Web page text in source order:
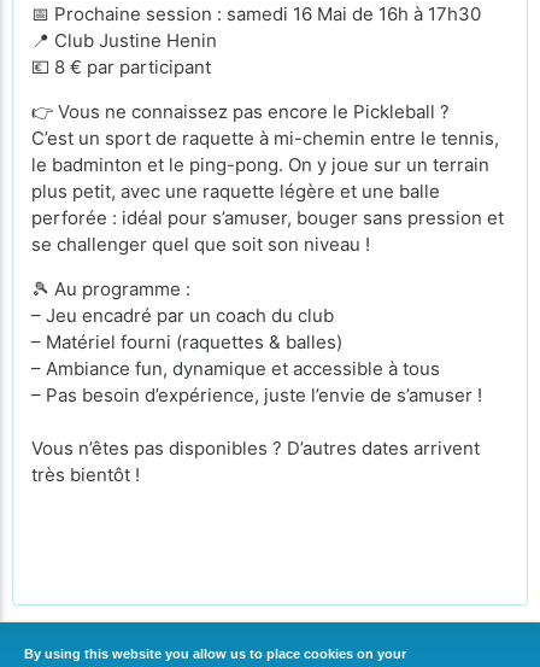
📅 Prochaine session : samedi 16 Mai de 16h à 17h30
📍 Club Justine Henin
💶 8 € par participant
👉 Vous ne connaissez pas encore le Pickleball ?
C’est un sport de raquette à mi-chemin entre le tennis,
le badminton et le ping-pong. On y joue sur un terrain
plus petit, avec une raquette légère et une balle
perforée : idéal pour s’amuser, bouger sans pression et
se challenger quel que soit son niveau !
🎾 Au programme :
– Jeu encadré par un coach du club
– Matériel fourni (raquettes & balles)
– Ambiance fun, dynamique et accessible à tous
– Pas besoin d’expérience, juste l’envie de s’amuser !
Vous n’êtes pas disponibles ? D’autres dates arrivent
très bientôt !
By using this website you allow us to place cookies on your